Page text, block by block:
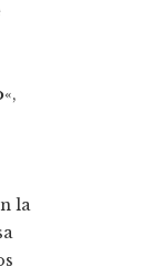
«,
la